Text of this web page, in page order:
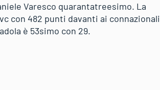
Varesco quarantatreesimo. La
con 482 punti davanti ai connazionali
è 53simo con 29.